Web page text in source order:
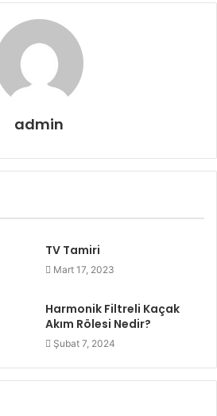
admin
TV Tamiri
Mart 17, 2023
Harmonik Filtreli Kaçak
Akım Rölesi Nedir?
Şubat 7, 2024